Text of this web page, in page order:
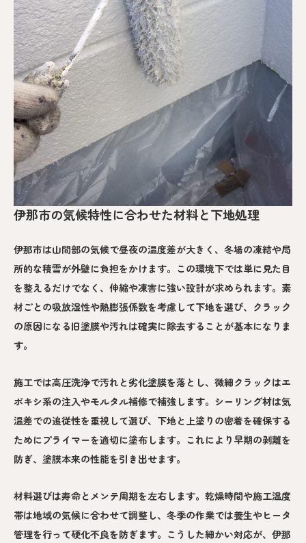
伊那市の気候特性に合わせた材料と下地処理
伊那市は山間部の気候で昼夜の温度差が大きく、冬場の凍結や局
所的な積雪が外壁に負担をかけます。この環境下では単に見た目
を整えるだけでなく、伸縮や凍害に強い設計が求められます。素
材ごとの吸放湿性や熱膨張係数を考慮して下地を選び、クラック
の原因になる旧塗膜や汚れは確実に除去することが基本になりま
す。
施工では高圧洗浄で汚れと劣化塗膜を落とし、微細クラックはエ
ポキシ系の注入やモルタル補修で補強します。シーリング材は気
温差での追従性を重視して選び、下地と上塗りの密着を確保する
ためにプライマーを適切に塗布します。これにより早期の剥離を
防ぎ、塗膜本来の性能を引き出せます。
材料選びは寿命とメンテ周期を左右します。乾燥時間や施工温度
帯は地域の気候に合わせて調整し、冬季の作業では養生やヒータ
管理を行って硬化不良を防ぎます。こうした細かい対応が、伊那